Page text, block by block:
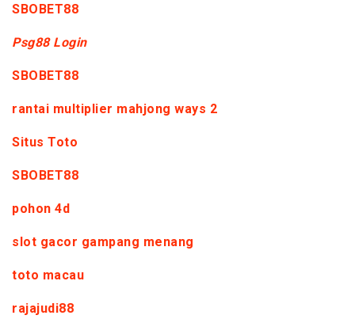
SBOBET88
Psg88 Login
SBOBET88
rantai multiplier mahjong ways 2
Situs Toto
SBOBET88
pohon 4d
slot gacor gampang menang
toto macau
rajajudi88